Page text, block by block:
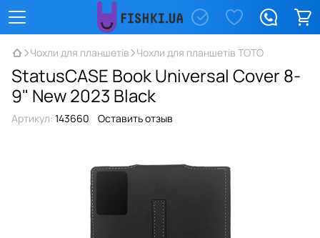
Чохли для планшетів Чохли для планшетів TOTO
StatusCASE Book Universal Cover 8-
9" New 2023 Black
Артикул: 143660 Оставить отзыв